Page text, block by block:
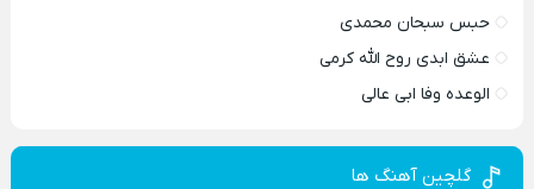
حبس سبحان محمدی
عشق ابدی روح الله کرمی
الوعده وفا ابی عالی
گلچین آهنگ ها